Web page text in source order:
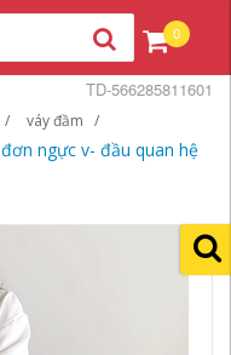
0
váy đầm
ngực v- đầu quan hệ
TD-566285811601